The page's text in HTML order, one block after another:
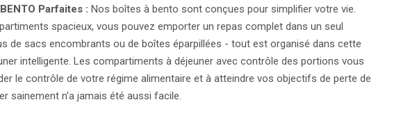
Parfaites : Nos boîtes à bento sont conçues pour simplifier votre vie.
spacieux, vous pouvez emporter un repas complet dans un seul
de sacs encombrants ou de boîtes éparpillées - tout est organisé dans cette
intelligente. Les compartiments à déjeuner avec contrôle des portions vous
le contrôle de votre régime alimentaire et à atteindre vos objectifs de perte de
sainement n'a jamais été aussi facile.